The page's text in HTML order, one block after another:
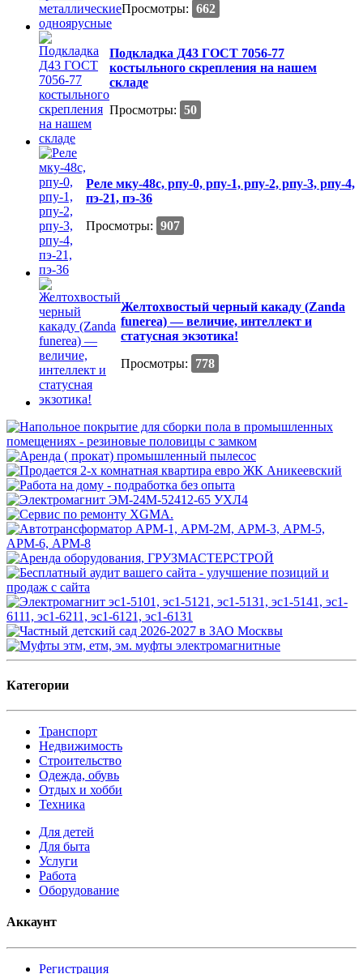
Просмотры: 662
Подкладка Д43 ГОСТ 7056-77
костыльного скрепления на нашем
складе
Просмотры: 50
Реле мку-48с, рпу-0, рпу-1, рпу-2, рпу-3, рпу-4,
пэ-21, пэ-36
Просмотры: 907
Желтохвостый черный какаду (Zanda
funerea) — величие, интеллект и
статусная экзотика!
Просмотры:
778
Категории
Транспорт
Недвижимость
Строительство
Одежда, обувь
Отдых и хобби
Техника
Для детей
Для быта
Услуги
Работа
Оборудование
Аккаунт
Регистрация